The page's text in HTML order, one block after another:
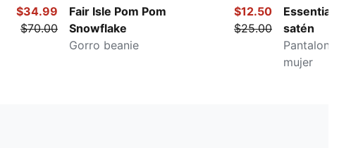
$34.99
$70.00
Fair Isle Pom Pom
Snowflake
Gorro beanie
$12.50
$25.00
Essentials
satén
Pantalones
mujer